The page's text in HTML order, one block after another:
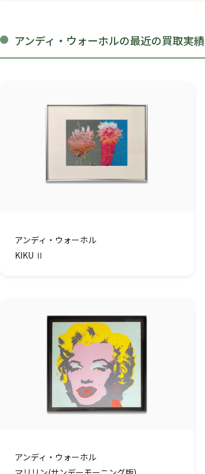
アンディ・ウォーホルの最近の買取実績
アンディ・ウォーホル
KIKU Ⅱ
アンディ・ウォーホル